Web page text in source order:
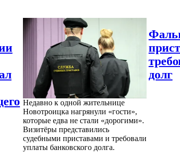
Недавно к одной жительнице
Новотроицка нагрянули «гости»,
которые едва не стали «дорогими».
Визитёры представились
судебными приставами и требовали
уплаты банковского долга.
долг